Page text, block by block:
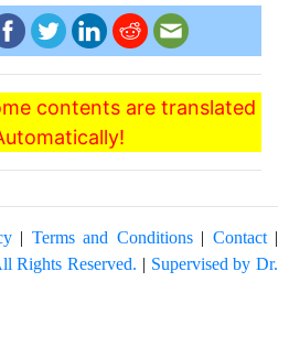
contents are translated
| Terms and Conditions| Contact|
Rights Reserved.
Supervised by Dr.